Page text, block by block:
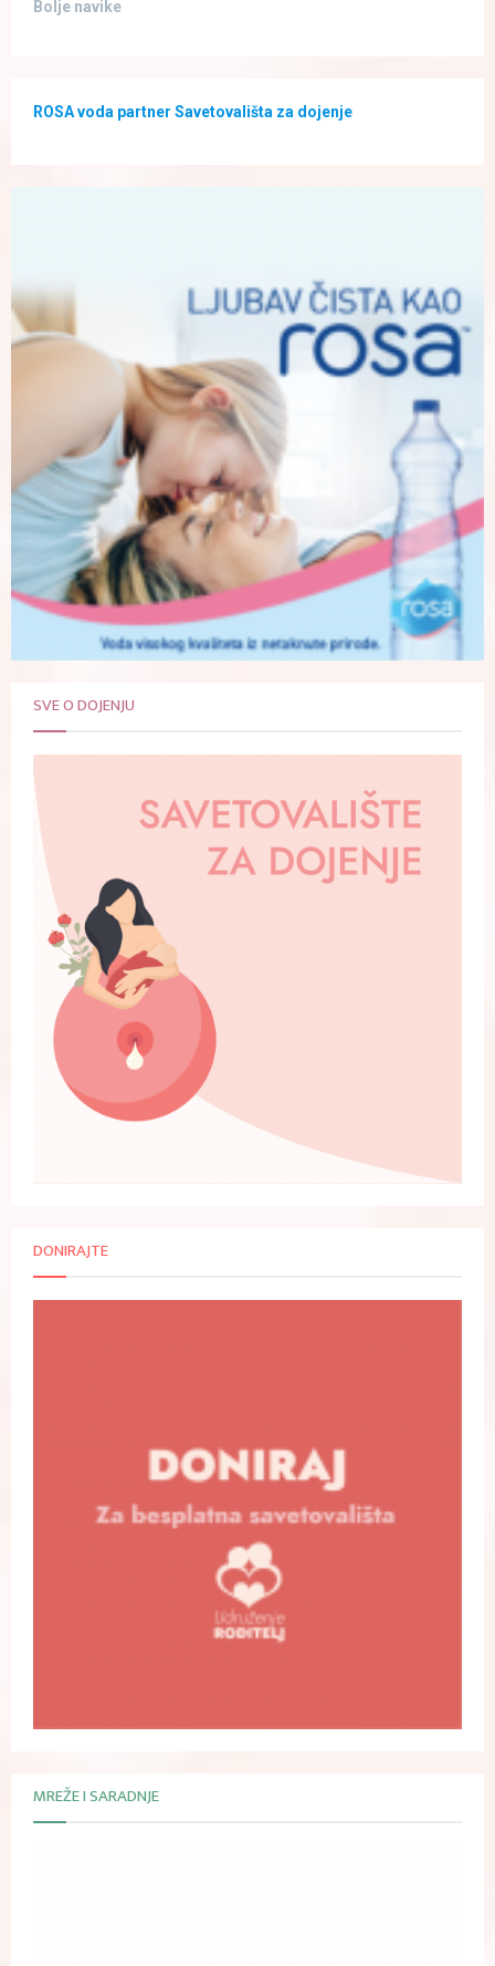
Bolje navike
ROSA voda partner Savetovališta za dojenje
SVE O DOJENJU
DONIRAJTE
MREŽE I SARADNJE